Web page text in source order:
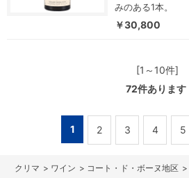
みのある1本。
￥30,800
[1～10件]
72件あります
1 2 3 4 5
> ワイン > コート・ド・ボーヌ地区 >